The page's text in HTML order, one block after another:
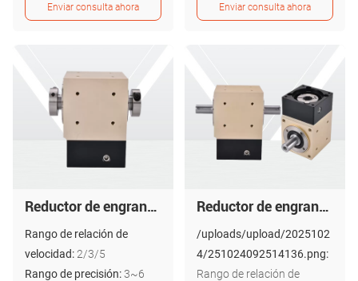
Enviar consulta ahora Enviar consulta ahora
Reductor de engranajes en ángulo recto de salida de doble orificio - Serie PZTB
Rango de relación de
velocidad: 2/3/5
Rango de precisión:3~6
Reductor de engranajes en ángulo recto de salida de doble eje - Serie PZT
/uploads/upload/2025102
4/251024092514136.png:
Rango de relación de